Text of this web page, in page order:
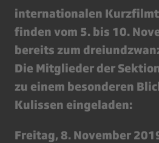
internationalen
finden vom 5. bis 10.
bereits zum
Die Mitglieder der
zu einem besonderen
Kulissen eingeladen:
Freitag, 8. November